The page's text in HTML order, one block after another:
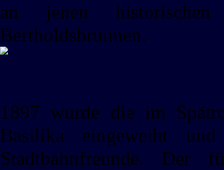
an jenen
Bertholdsbrunnen.
1897 wurde die im
Basilika eingeweiht
Stadtbahnfreunde. Der